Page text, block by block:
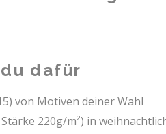
dafür
von Motiven deiner Wahl
220g/m²) in